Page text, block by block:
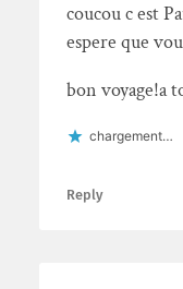
coucou c est
espere que
bon voyage!a
chargement…
Reply